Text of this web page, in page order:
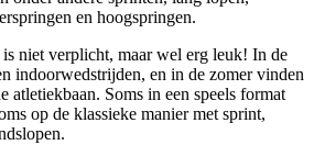
en hoogspringen.
niet verplicht, maar wel erg leuk! In de
indoorwedstrijden, en in de zomer vinden
atletiekbaan. Soms in een speels format
op de klassieke manier met sprint,